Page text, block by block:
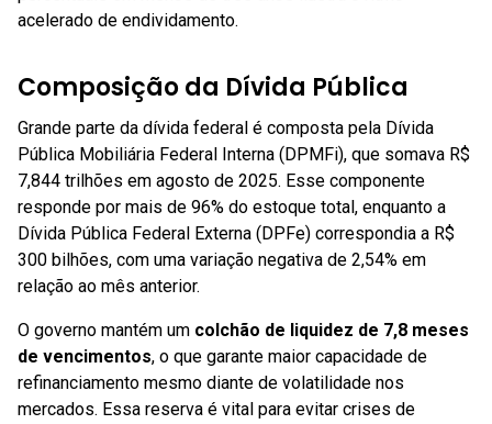
acelerado de endividamento.
Composição da Dívida Pública
Grande parte da dívida federal é composta pela Dívida
Pública Mobiliária Federal Interna (DPMFi), que somava R$
7,844 trilhões em agosto de 2025. Esse componente
responde por mais de 96% do estoque total, enquanto a
Dívida Pública Federal Externa (DPFe) correspondia a R$
300 bilhões, com uma variação negativa de 2,54% em
relação ao mês anterior.
O governo mantém um colchão de liquidez de 7,8 meses
de vencimentos, o que garante maior capacidade de
refinanciamento mesmo diante de volatilidade nos
mercados. Essa reserva é vital para evitar crises de